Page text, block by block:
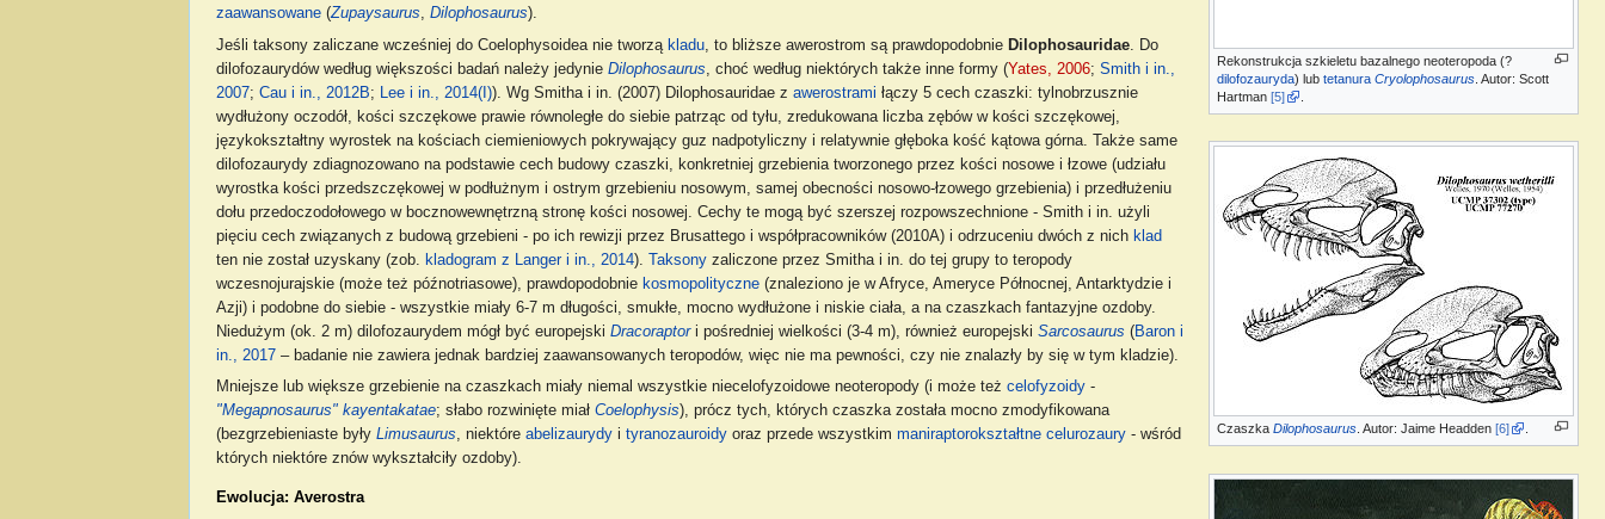
Rekonstrukcja szkieletu bazalnego neoteropoda (?
dilofozauryda) lubtetanura Cryolophosaurus . Autor: Scott
Hartman[5]
CzaszkaDilophosaurus. Autor: Jaime Headden [6] .
zaawansowane(Zupaysaurus, Dilophosaurus).
Jeśli taksony zaliczane wcześniej do Coelophysoidea nie tworzą kladu, to bliższe awerostrom są prawdopodobnie Dilophosauridae. Do
dilofozaurydów według większości badań należy jedynie Dilophosaurus , choć według niektórych także inne formy (Yates, 2006; Smith i in.,
2007; Cau i in., 2012B; Lee i in., 2014(I)). Wg Smitha i in. (2007) Dilophosauridae z awerostrami łączy 5 cech czaszki: tylnobrzusznie
wydłużony oczodół, kości szczękowe prawie równoległe do siebie patrząc od tyłu, zredukowana liczba zębów w kości szczękowej,
językokształtny wyrostek na kościach ciemieniowych pokrywający guz nadpotyliczny i relatywnie głęboka kość kątowa górna. Także same
dilofozaurydy zdiagnozowano na podstawie cech budowy czaszki, konkretniej grzebienia tworzonego przez kości nosowe i łzowe (udziału
wyrostka kości przedszczękowej w podłużnym i ostrym grzebieniu nosowym, samej obecności nosowo-łzowego grzebienia) i przedłużeniu
dołu przedoczodołowego w bocznowewnętrzną stronę kości nosowej. Cechy te mogą być szerszej rozpowszechnione - Smith i in. użyli
pięciu cech związanych z budową grzebieni - po ich rewizji przez Brusattego i współpracowników (2010A) i odrzuceniu dwóch z nich klad
ten nie został uzyskany (zob.
kladogram z Langer i in., 2014). Taksonyzaliczone przez Smitha i in. do tej grupy to teropody
wczesnojurajskie (może też późnotriasowe), prawdopodobnie kosmopolityczne(znaleziono je w Afryce, Ameryce Północnej, Antarktydzie i
Azji) i podobne do siebie - wszystkie miały 6-7 m długości, smukłe, mocno wydłużone i niskie ciała, a na czaszkach fantazyjne ozdoby.
Niedużym (ok. 2 m) dilofozaurydem mógł być europejski Dracoraptori pośredniej wielkości (3-4 m), również europejski Sarcosaurus (Baron i
in., 2017– badanie nie zawiera jednak bardziej zaawansowanych teropodów, więc nie ma pewności, czy nie znalazły by się w tym kladzie).
Mniejsze lub większe grzebienie na czaszkach miały niemal wszystkie niecelofyzoidowe neoteropody (i może też celofyzoidy-
"Megapnosaurus" kayentakatae; słabo rozwinięte miał Coelophysis), prócz tych, których czaszka została mocno zmodyfikowana
(bezgrzebieniaste były Limusaurus, niektóre abelizaurydyi tyranozauroidyoraz przede wszystkim maniraptorokształtne celurozaury- wśród
których niektóre znów wykształciły ozdoby).
Ewolucja: Averostra